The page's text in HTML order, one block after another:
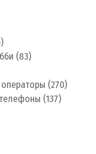
(83)
(270)
(137)